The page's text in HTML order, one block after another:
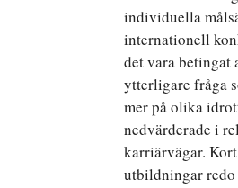
individuella
internationell
det vara betingat
ytterligare fråga
mer på olika
nedvärderade i
karriärvägar.
utbildningar